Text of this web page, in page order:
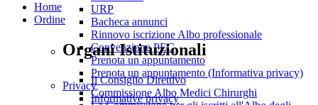
Home
Ordine
Organi Istituzionali
Il Consiglio Direttivo
Commissione Albo Medici Chirurghi
URP
Bacheca annunci
Rinnovo iscrizione Albo professionale
Convenzione PEC
Prenota un appuntamento
Prenota un appuntamento (Informativa privacy)
Privacy
Informative privacy